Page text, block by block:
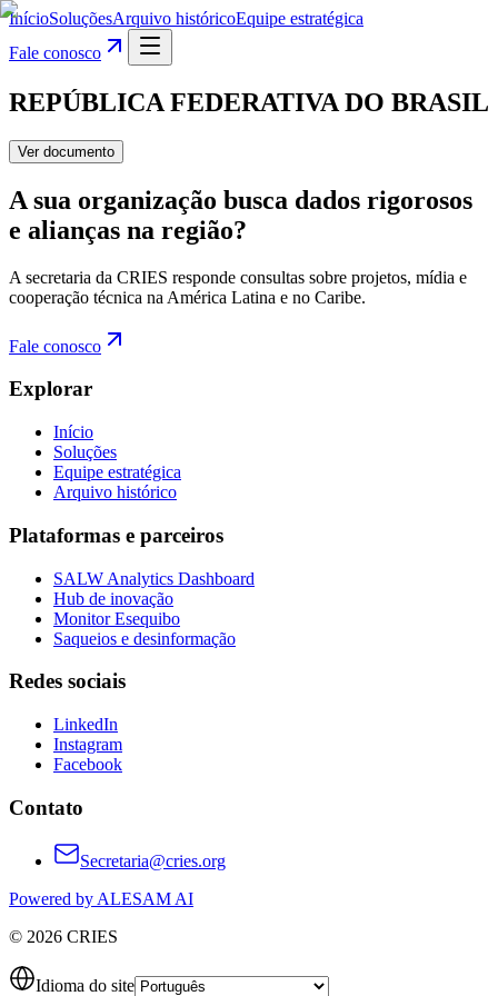
InícioSoluçõesArquivo históricoEquipe estratégica
Fale conosco
REPÚBLICA FEDERATIVA DO BRASIL
Ver documento
A sua organização busca dados rigorosos
e alianças na região?
A secretaria da CRIES responde consultas sobre projetos, mídia e
cooperação técnica na América Latina e no Caribe.
Fale conosco
Explorar
Início
Soluções
Equipe estratégica
Arquivo histórico
Plataformas e parceiros
SALW Analytics Dashboard
Hub de inovação
Monitor Esequibo
Saqueios e desinformação
Redes sociais
LinkedIn
Instagram
Facebook
Contato
Secretaria@cries.org
Powered by ALESAM AI
© 2026 CRIES
Idioma do site